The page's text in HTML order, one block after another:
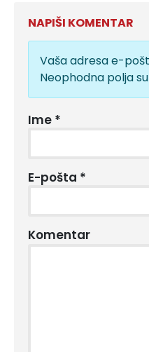
NAPIŠI KOMENTAR
Vaša adresa e-
Neophodna polja
Ime *
E-pošta *
Komentar